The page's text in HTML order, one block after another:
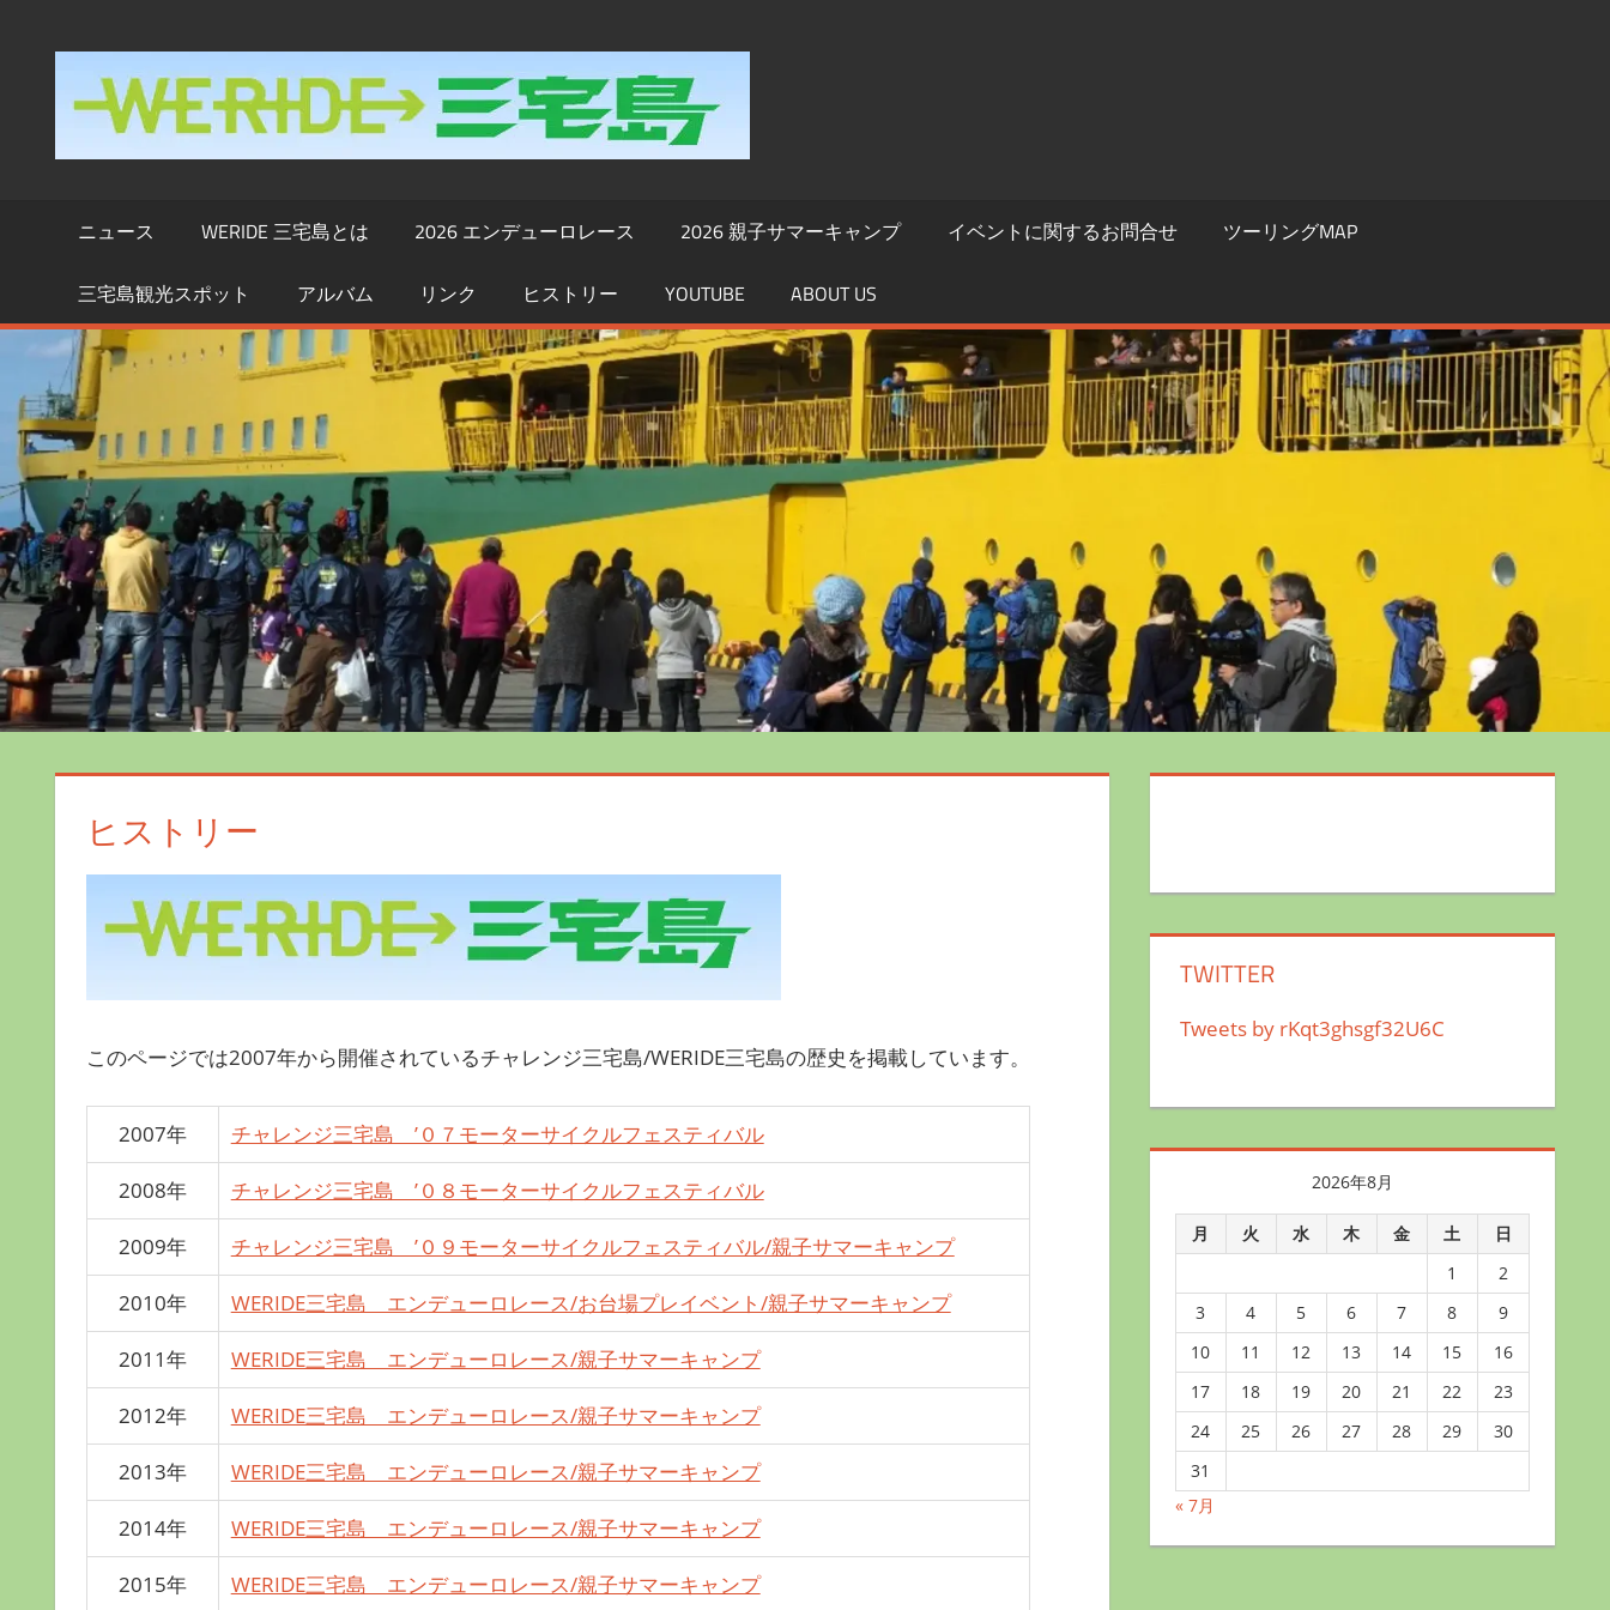
プ
島
ニュース WERIDE 三宅島とは 2026 エンデューロレース 2026 親子サマーキャンプ イベントに関するお問合せ ツーリングMAP
三宅島観光スポット アルバム リンク ヒストリー YOUTUBE ABOUT US
ヒストリー
このページでは2007年から開催されているチャレンジ三宅島/WERIDE三宅島の歴史を掲載しています。
2007年 チャレンジ三宅島 ’０７モーターサイクルフェスティバル
2008年 チャレンジ三宅島 ’０８モーターサイクルフェスティバル
2009年 チャレンジ三宅島 ’０９モーターサイクルフェスティバル/親子サマーキャンプ
2010年 WERIDE三宅島 エンデューロレース/お台場プレイベント/親子サマーキャンプ
2011年 WERIDE三宅島 エンデューロレース/親子サマーキャンプ
2012年 WERIDE三宅島 エンデューロレース/親子サマーキャンプ
2013年 WERIDE三宅島 エンデューロレース/親子サマーキャンプ
2014年 WERIDE三宅島 エンデューロレース/親子サマーキャンプ
2015年 WERIDE三宅島 エンデューロレース/親子サマーキャンプ
TWITTER
Tweets by rKqt3ghsgf32U6C
2026年8月
月 火 水 木 金 土
日
1
2
3
4 5 6 7 8
9
10
11 12 13 14 15
16
17
18 19 20 21 22
23
24
25 26 27 28 29
30
31
« 7月